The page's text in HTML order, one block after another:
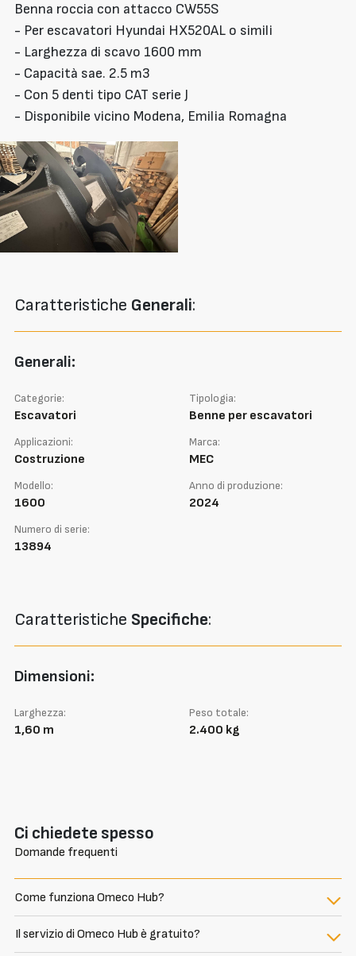
Benna roccia con attacco CW55S
- Per escavatori Hyundai HX520AL o simili
- Larghezza di scavo 1600 mm
- Capacità sae. 2.5 m3
- Con 5 denti tipo CAT serie J
- Disponibile vicino Modena, Emilia Romagna
Caratteristiche Generali:
Generali:
Categorie:
Escavatori
Tipologia:
Benne per escavatori
Applicazioni:
Costruzione
Marca:
MEC
Modello:
1600
Anno di produzione:
2024
Numero di serie:
13894
Caratteristiche Specifiche:
Dimensioni:
Larghezza:
1,60 m
Peso totale:
2.400 kg
Ci chiedete spesso
Domande frequenti
Come funziona Omeco Hub?
Il servizio di Omeco Hub è gratuito?